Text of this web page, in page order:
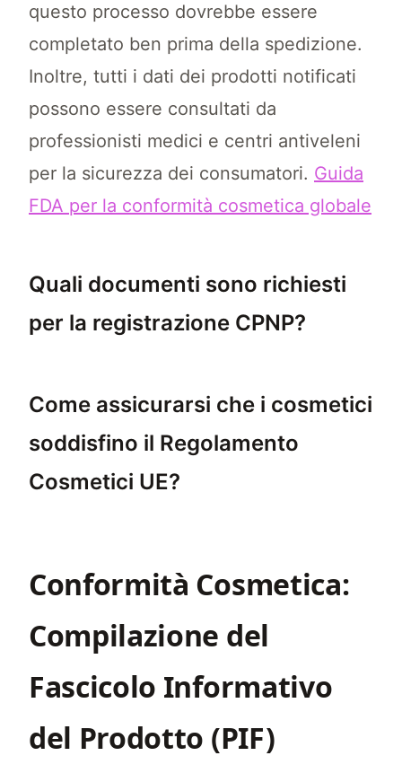
questo processo dovrebbe essere
completato ben prima della spedizione.
Inoltre, tutti i dati dei prodotti notificati
possono essere consultati da
professionisti medici e centri antiveleni
per la sicurezza dei consumatori. Guida
FDA per la conformità cosmetica globale
Quali documenti sono richiesti
per la registrazione CPNP?
Come assicurarsi che i cosmetici
soddisfino il Regolamento
Cosmetici UE?
Conformità Cosmetica:
Compilazione del
Fascicolo Informativo
del Prodotto (PIF)